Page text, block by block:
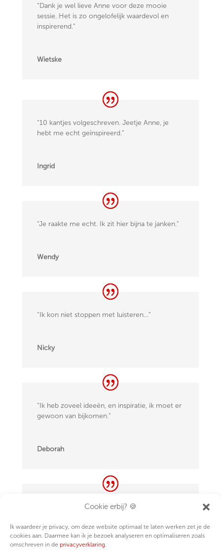
Cookie erbij? 🍪
Ik waardeer je privacy, om deze website optimaal te laten werken zet je de
cookies aan. Daarmee kan ik je bezoek analyseren en optimaliseren zoals
omschreven in de privacyverklaring.
“Dank je wel lieve Anne voor deze mooie
sessie. Het is zo ongelofelijk waardevol en
inspirerend.”
Wietske
“10 kantjes volgeschreven. Jeetje Anne, je
hebt me echt geïnspireerd.”
Ingrid
“Je raakte me echt. Ik zit hier bijna te janken.”
Wendy
“Ik kon niet stoppen met luisteren…”
Nicky
“Ik heb zoveel ideeën, en inspiratie, ik moet er
gewoon van bijkomen.”
Deborah
“Dit vind ik zó tof, ik zit hier te lachen achter